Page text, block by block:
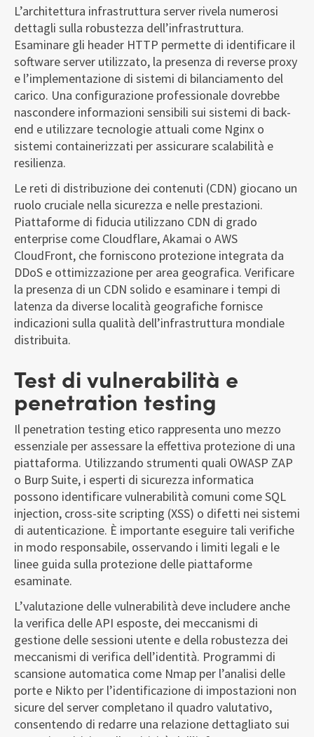
L’architettura infrastruttura server rivela numerosi
dettagli sulla robustezza dell’infrastruttura.
Esaminare gli header HTTP permette di identificare il
software server utilizzato, la presenza di reverse proxy
e l’implementazione di sistemi di bilanciamento del
carico. Una configurazione professionale dovrebbe
nascondere informazioni sensibili sui sistemi di back-
end e utilizzare tecnologie attuali come Nginx o
sistemi containerizzati per assicurare scalabilità e
resilienza.
Le reti di distribuzione dei contenuti (CDN) giocano un
ruolo cruciale nella sicurezza e nelle prestazioni.
Piattaforme di fiducia utilizzano CDN di grado
enterprise come Cloudflare, Akamai o AWS
CloudFront, che forniscono protezione integrata da
DDoS e ottimizzazione per area geografica. Verificare
la presenza di un CDN solido e esaminare i tempi di
latenza da diverse località geografiche fornisce
indicazioni sulla qualità dell’infrastruttura mondiale
distribuita.
Test di vulnerabilità e
penetration testing
Il penetration testing etico rappresenta uno mezzo
essenziale per assessare la effettiva protezione di una
piattaforma. Utilizzando strumenti quali OWASP ZAP
o Burp Suite, i esperti di sicurezza informatica
possono identificare vulnerabilità comuni come SQL
injection, cross-site scripting (XSS) o difetti nei sistemi
di autenticazione. È importante eseguire tali verifiche
in modo responsabile, osservando i limiti legali e le
linee guida sulla protezione delle piattaforme
esaminate.
L’valutazione delle vulnerabilità deve includere anche
la verifica delle API esposte, dei meccanismi di
gestione delle sessioni utente e della robustezza dei
meccanismi di verifica dell’identità. Programmi di
scansione automatica come Nmap per l’analisi delle
porte e Nikto per l’identificazione di impostazioni non
sicure del server completano il quadro valutativo,
consentendo di redarre una relazione dettagliato sui